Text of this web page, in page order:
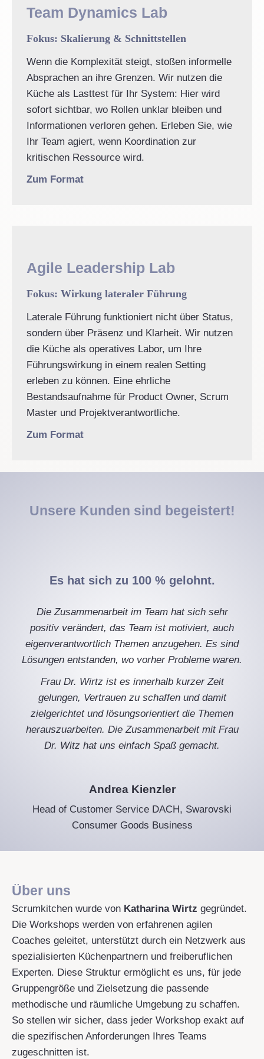
Team Dynamics Lab
Fokus: Skalierung & Schnittstellen
Wenn die Komplexität steigt, stoßen informelle
Absprachen an ihre Grenzen. Wir nutzen die
Küche als Lasttest für Ihr System: Hier wird
sofort sichtbar, wo Rollen unklar bleiben und
Informationen verloren gehen. Erleben Sie, wie
Ihr Team agiert, wenn Koordination zur
kritischen Ressource wird.
Zum Format
Agile Leadership Lab
Fokus: Wirkung lateraler Führung
Laterale Führung funktioniert nicht über Status,
sondern über Präsenz und Klarheit. Wir nutzen
die Küche als operatives Labor, um Ihre
Führungswirkung in einem realen Setting
erleben zu können. Eine ehrliche
Bestandsaufnahme für Product Owner, Scrum
Master und Projektverantwortliche.
Zum Format
Unsere Kunden sind begeistert!
Es hat sich zu 100 % gelohnt.
Die Zusammenarbeit im Team hat sich sehr
positiv verändert, das Team ist motiviert, auch
eigenverantwortlich Themen anzugehen. Es sind
Lösungen entstanden, wo vorher Probleme waren.
Frau Dr. Wirtz ist es innerhalb kurzer Zeit
gelungen, Vertrauen zu schaffen und damit
zielgerichtet und lösungsorientiert die Themen
herauszuarbeiten. Die Zusammenarbeit mit Frau
Dr. Witz hat uns einfach Spaß gemacht.
Andrea Kienzler
Head of Customer Service DACH, Swarovski
Consumer Goods Business
Über uns
Scrumkitchen wurde von Katharina Wirtz gegründet.
Die Workshops werden von erfahrenen agilen
Coaches geleitet, unterstützt durch ein Netzwerk aus
spezialisierten Küchenpartnern und freiberuflichen
Experten. Diese Struktur ermöglicht es uns, für jede
Gruppengröße und Zielsetzung die passende
methodische und räumliche Umgebung zu schaffen.
So stellen wir sicher, dass jeder Workshop exakt auf
die spezifischen Anforderungen Ihres Teams
zugeschnitten ist.